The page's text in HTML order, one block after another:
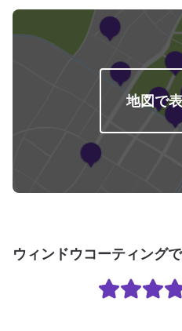
地図で
ウィンドウコーティング